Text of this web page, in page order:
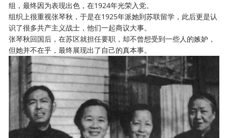
组，最终因为表现出色，在1924年光荣入党。
组织上很重视张琴秋，于是在1925年派她到苏联留学，此后更是认
识了很多共产主义战士，他们一起商议大事。
张琴秋回国后，在苏区就担任要职，却不曾想受到一些人的嫉妒，
但她并不在乎，最终展现出了自己的真本事。